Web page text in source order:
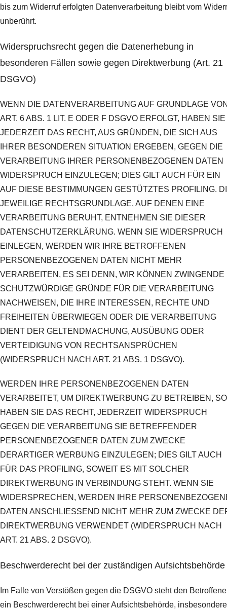
bis zum Widerruf erfolgten Datenverarbeitung bleibt vom
unberührt.
Widerspruchsrecht gegen die Datenerhebung in
besonderen Fällen sowie gegen Direktwerbung (Art. 21
DSGVO)
WENN DIE DATENVERARBEITUNG AUF GRUNDLAGE
ART. 6 ABS. 1 LIT. E ODER F DSGVO ERFOLGT, HABEN SIE
JEDERZEIT DAS RECHT, AUS GRÜNDEN, DIE SICH AUS
IHRER BESONDEREN SITUATION ERGEBEN, GEGEN DIE
VERARBEITUNG IHRER PERSONENBEZOGENEN DATEN
WIDERSPRUCH EINZULEGEN; DIES GILT AUCH FÜR EIN
AUF DIESE BESTIMMUNGEN GESTÜTZTES PROFILING.
JEWEILIGE RECHTSGRUNDLAGE, AUF DENEN EINE
VERARBEITUNG BERUHT, ENTNEHMEN SIE DIESER
DATENSCHUTZERKLÄRUNG. WENN SIE WIDERSPRUCH
EINLEGEN, WERDEN WIR IHRE BETROFFENEN
PERSONENBEZOGENEN DATEN NICHT MEHR
VERARBEITEN, ES SEI DENN, WIR KÖNNEN ZWINGENDE
SCHUTZWÜRDIGE GRÜNDE FÜR DIE VERARBEITUNG
NACHWEISEN, DIE IHRE INTERESSEN, RECHTE UND
FREIHEITEN ÜBERWIEGEN ODER DIE VERARBEITUNG
DIENT DER GELTENDMACHUNG, AUSÜBUNG ODER
VERTEIDIGUNG VON RECHTSANSPRÜCHEN
(WIDERSPRUCH NACH ART. 21 ABS. 1 DSGVO).
WERDEN IHRE PERSONENBEZOGENEN DATEN
VERARBEITET, UM DIREKTWERBUNG ZU BETREIBEN, SO
HABEN SIE DAS RECHT, JEDERZEIT WIDERSPRUCH
GEGEN DIE VERARBEITUNG SIE BETREFFENDER
PERSONENBEZOGENER DATEN ZUM ZWECKE
DERARTIGER WERBUNG EINZULEGEN; DIES GILT AUCH
FÜR DAS PROFILING, SOWEIT ES MIT SOLCHER
DIREKTWERBUNG IN VERBINDUNG STEHT. WENN SIE
WIDERSPRECHEN, WERDEN IHRE
DATEN ANSCHLIESSEND NICHT MEHR ZUM ZWECKE
DIREKTWERBUNG VERWENDET (WIDERSPRUCH NACH
ART. 21 ABS. 2 DSGVO).
Beschwerde­recht bei der zuständigen Aufsichts­behörde
Im Falle von Verstößen gegen die DSGVO steht den
ein Beschwerderecht bei einer Aufsichtsbehörde,